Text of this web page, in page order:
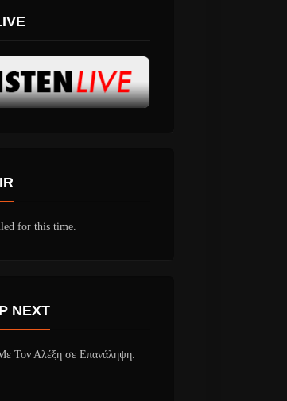
for this time.
NEXT
Τον Αλέξη σε Επανάληψη.